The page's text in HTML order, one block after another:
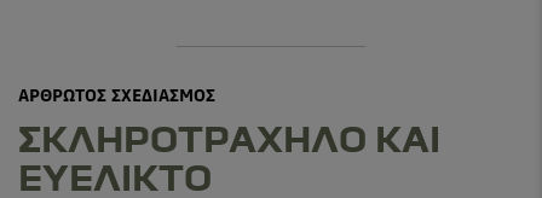
ΑΡΘΡΩΤΟΣ ΣΧΕΔΙΑΣΜΟΣ
ΣΚΛΗΡΟΤΡΑΧΗΛΟ ΚΑΙ
ΕΥΕΛΙΚΤΟ